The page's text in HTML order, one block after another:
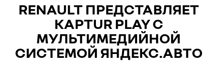
RENAULT ПРЕДСТАВЛЯЕТ
KAPTUR PLAY С
МУЛЬТИМЕДИЙНОЙ
СИСТЕМОЙ ЯНДЕКС.АВТО